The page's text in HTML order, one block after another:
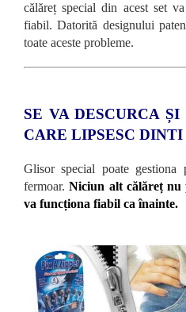
călăreț special din acest set
fiabil. Datorită designului
toate aceste probleme.
SE VA DESCURCA
CARE LIPSESC DINTI
Glisor special poate
fermoar.Niciun alt călăreț nu
va funcționa fiabil ca înainte.